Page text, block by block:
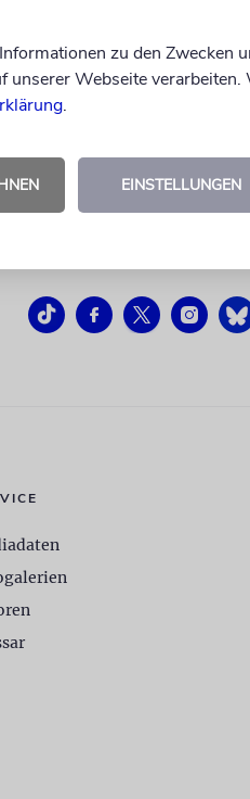
zu den Zwecken
unserer Webseite
.
EINSTELLUNGEN